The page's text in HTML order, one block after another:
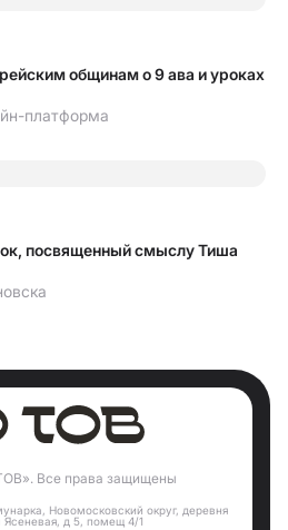
общинам о 9 ава и уроках
платформа
посвященный смыслу Тиша
Все права защищены
Новомосковский округ, деревня
Ясеневая, д 5, помещ 4/1